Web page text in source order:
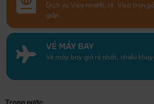
Dịch vụ Visa nhanh, rẻ. Visa trọn
giản
VÉ MÁY BAY
Vé máy bay giá rẻ nhất, nhiều